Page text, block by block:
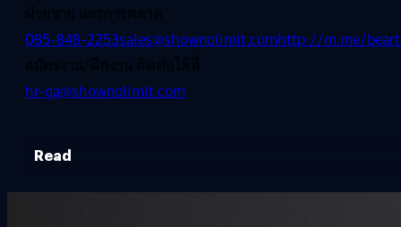
ฝ่ายขาย และการตลาด
085-848-2253sales@shownolimit.comhttp://m.me/
สมัครงาน/ฝึกงาน ติดต่อได้ที่
hr-ga@shownolimit.com
Read